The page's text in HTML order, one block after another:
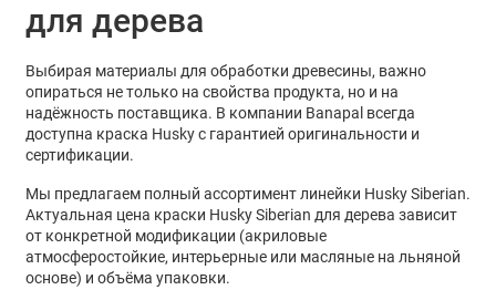
для дерева
Выбирая материалы для обработки древесины, важно
опираться не только на свойства продукта, но и на
надёжность поставщика. В компании Banapal всегда
доступна краска Husky с гарантией оригинальности и
сертификации.
Мы предлагаем полный ассортимент линейки Husky Siberian.
Актуальная цена краски Husky Siberian для дерева зависит
от конкретной модификации (акриловые
атмосферостойкие, интерьерные или масляные на льняной
основе) и объёма упаковки.